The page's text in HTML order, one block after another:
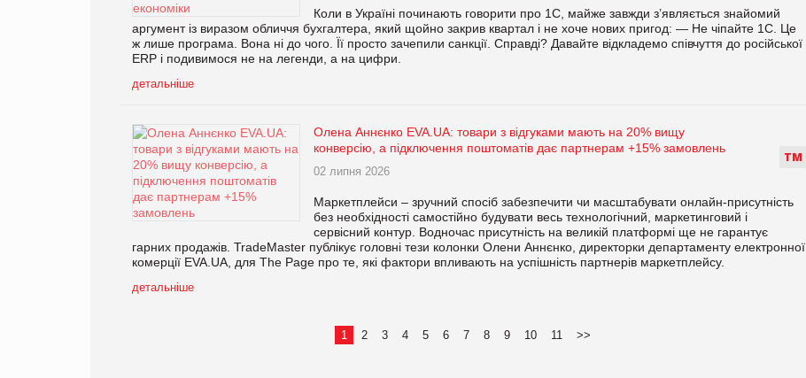
Коли в Україні починають говорити про 1С, майже завжди з’являється знайомий
аргумент із виразом обличчя бухгалтера, який щойно закрив квартал і не хоче нових пригод: — Не чіпайте 1С. Це
ж лише програма. Вона ні до чого. Її просто зачепили санкції. Справді? Давайте відкладемо співчуття до російської
ERP і подивимося не на легенди, а на цифри.
детальніше
ТМ
Олена Аннєнко EVA.UA: товари з відгуками мають на 20% вищу
конверсію, а підключення поштоматів дає партнерам +15% замовлень
02 липня 2026
Маркетплейси – зручний спосіб забезпечити чи масштабувати онлайн-присутність
без необхідності самостійно будувати весь технологічний, маркетинговий і
сервісний контур. Водночас присутність на великій платформі ще не гарантує
гарних продажів. TradeMaster публікує головні тези колонки Олени Аннєнко, директорки департаменту електронної
комерції EVA.UA, для The Page про те, які фактори впливають на успішність партнерів маркетплейсу.
детальніше
1 2 3 4 5 6 7 8 9 10 11 >>